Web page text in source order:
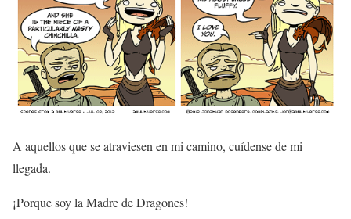
A aquellos que se atraviesen en mi camino, cuídense de mi
llegada.
¡Porque soy la Madre de Dragones!